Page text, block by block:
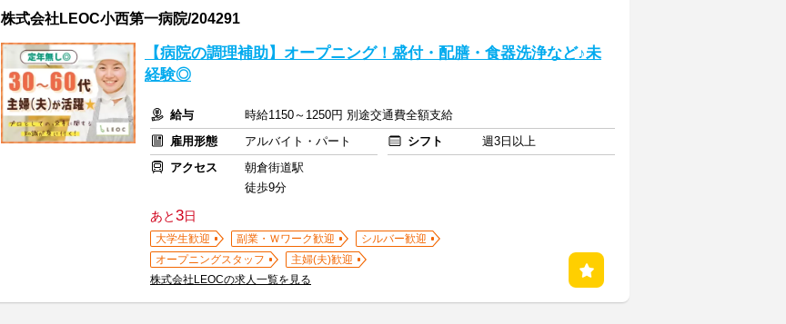
株式会社LEOC小西第一病院/204291
【病院の調理補助】オープニング！盛付・配膳・食器洗浄など♪未
経験◎
給与
時給1150～1250円 別途交通費全額支給
雇用形態
アルバイト・パート シフト
週3日以上
アクセス
朝倉街道駅
徒歩9分
あと3日
大学生歓迎 副業・Ｗワーク歓迎
シルバー歓迎
オープニングスタッフ
主婦(夫)歓迎
株式会社LEOCの求人一覧を見る